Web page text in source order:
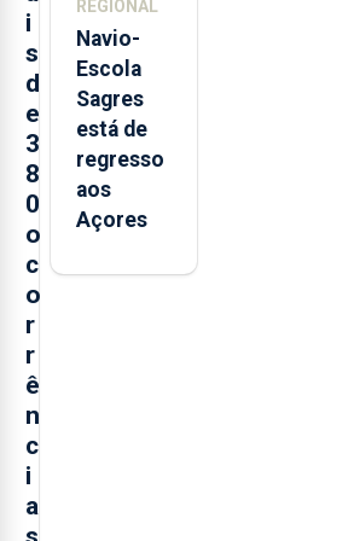
i
s
d
e
3
8
0
o
c
o
r
r
ê
n
c
i
a
REGIONAL
Navio-
Escola
Sagres
está de
regresso
aos
Açores